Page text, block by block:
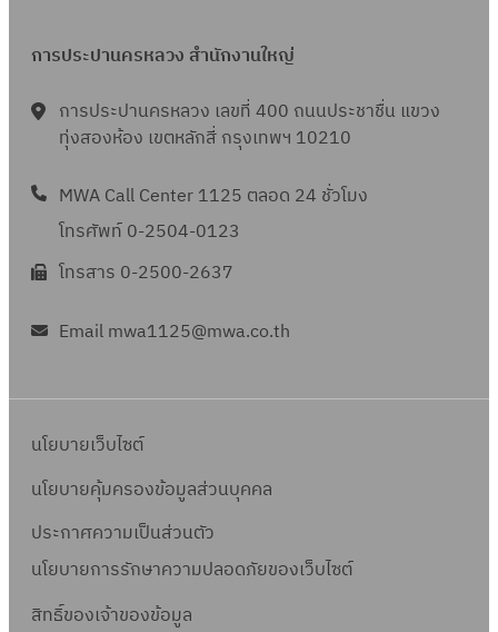
การประปานครหลวง สำนักงานใหญ่
การประปานครหลวง เลขที่ 400 ถนนประชาชื่น แขวง
ทุ่งสองห้อง เขตหลักสี่ กรุงเทพฯ 10210
MWA Call Center 1125 ตลอด 24 ชั่วโมง
โทรศัพท์ 0-2504-0123
โทรสาร 0-2500-2637
Email mwa1125@mwa.co.th
นโยบายเว็บไซต์
นโยบายคุ้มครองข้อมูลส่วนบุคคล
ประกาศความเป็นส่วนตัว
นโยบายการรักษาความปลอดภัยของเว็บไซต์
สิทธิ์ของเจ้าของข้อมูล